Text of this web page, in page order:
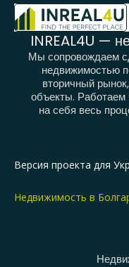
INREAL4U —
Мы сопровождаем
недвижимостью
вторичный
объекты. Работаем
на себя весь
Версия проекта для
Недвижимость в